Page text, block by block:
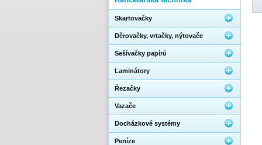
Skartovačky
Děrovačky, vrtačky, nýtovače
Sešívačky papírů
Laminátory
Řezačky
Vazače
Docházkové systémy
Peníze